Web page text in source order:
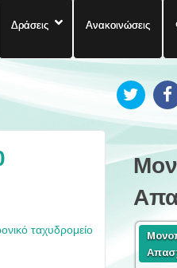
Δράσεις Ανακοινώσεις
ταχυδρομείο